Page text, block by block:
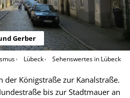
Gerber
Lübeck Sehenswertes in Lübeck
Königstraße zur Kanalstraße.
bis zur Stadtmauer an